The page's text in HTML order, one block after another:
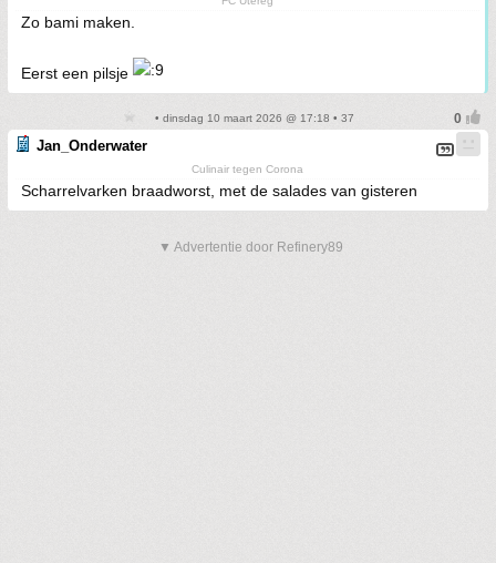
Zo bami maken.
Eerst een pilsje
• dinsdag 10 maart 2026 @ 17:18 • 37
Jan_Onderwater
Culinair tegen Corona
Scharrelvarken braadworst, met de salades van gisteren
▼ Advertentie door Refinery89